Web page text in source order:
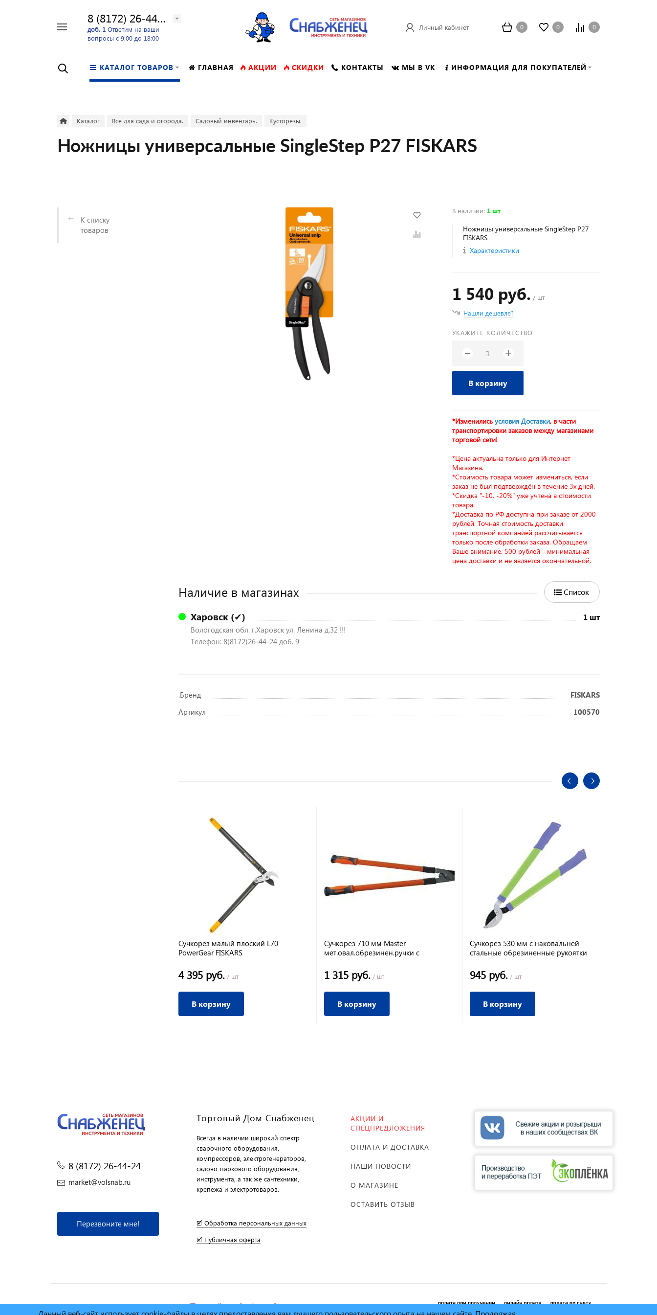
8 (8172) 26-44-24
доб. 1 Ответим на ваши
вопросы с 9:00 до 18:00
Личный кабинет 0 0 0
КАТАЛОГ ТОВАРОВ ГЛАВНАЯ АКЦИИ СКИДКИ КОНТАКТЫ МЫ В VK ИНФОРМАЦИЯ ДЛЯ ПОКУПАТЕЛЕЙ
Каталог Все для сада и огорода. Садовый инвентарь. Кусторезы.
Ножницы универсальные SingleStep P27 FISKARS
К списку
товаров
В наличии: 1 шт
Ножницы универсальные SingleStep P27
FISKARS
Характеристики
1 540 руб. / шт
Нашли дешевле?
УКАЖИТЕ КОЛИЧЕСТВО
− +
В корзину
*Изменилисьусловия Доставки, в части
транспортировки заказов между магазинами
торговой сети!
*Цена актуальна только для Интернет
Магазина.
*Стоимость товара может измениться, если
заказ не был подтверждён в течение 3х дней.
*Скидка "-10, -20%" уже учтена в стоимости
товара.
*Доставка по РФ доступна при заказе от 2000
рублей. Точная стоимость доставки
транспортной компанией рассчитывается
только после обработки заказа. Обращаем
Ваше внимание, 500 рублей - минимальная
цена доставки и не является окончательной.
Наличие в магазинах Список
Харовск (✔) 1 шт
Вологодская обл. г.Харовск ул. Ленина д.32 !!!
Телефон: 8(8172)26-44-24 доб. 9
.Бренд
FISKARS
Артикул
100570
Сучкорез малый плоский L70
PowerGear FISKARS
4 395 руб. / шт
В корзину
Сучкорез 710 мм Master
мет.овал.обрезинен.ручки с
1 315 руб. / шт
В корзину
Сучкорез 530 мм с наковальней
стальные обрезиненные рукоятки
945 руб. / шт
В корзину
8 (8172) 26-44-24
market@volsnab.ru
Перезвоните мне!
Торговый Дом Снабженец
Всегда в наличии широкий спектр
сварочного оборудования,
компрессоров, электрогенераторов,
садово-паркового оборудования,
инструмента, а так же сантехники,
крепежа и электротоваров.
🗹 Обработка персональных данных
🗹 Публичная оферта
АКЦИИ И
СПЕЦПРЕДЛОЖЕНИЯ
ОПЛАТА И ДОСТАВКА
НАШИ НОВОСТИ
О МАГАЗИНЕ
ОСТАВИТЬ ОТЗЫВ
© Сеть магазинов инструмента и техники"Торговый дом Снабженец"1995г. -